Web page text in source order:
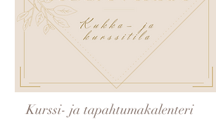
Kurssi- ja tapahtumakalenteri